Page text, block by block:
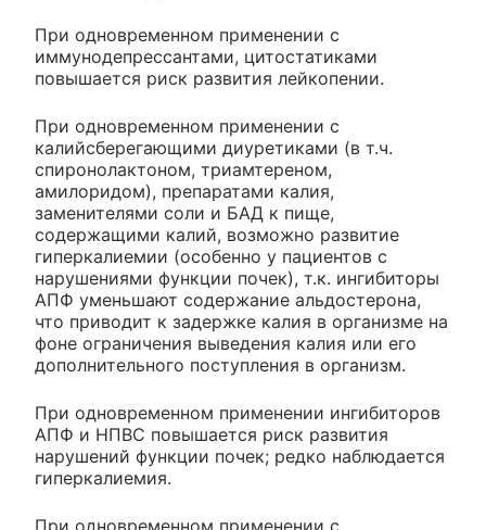
При одновременном применении с
иммунодепрессантами, цитостатиками
повышается риск развития лейкопении.
При одновременном применении с
калийсберегающими диуретиками (в т.ч.
спиронолактоном, триамтереном,
амилоридом), препаратами калия,
заменителями соли и БАД к пище,
содержащими калий, возможно развитие
гиперкалиемии (особенно у пациентов с
нарушениями функции почек), т.к. ингибиторы
АПФ уменьшают содержание альдостерона,
что приводит к задержке калия в организме на
фоне ограничения выведения калия или его
дополнительного поступления в организм.
При одновременном применении ингибиторов
АПФ и НПВС повышается риск развития
нарушений функции почек; редко наблюдается
гиперкалиемия.